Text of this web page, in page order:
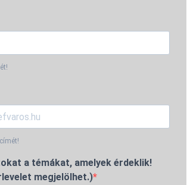
a témákat, amelyek érdeklik!
megjelölhet.)